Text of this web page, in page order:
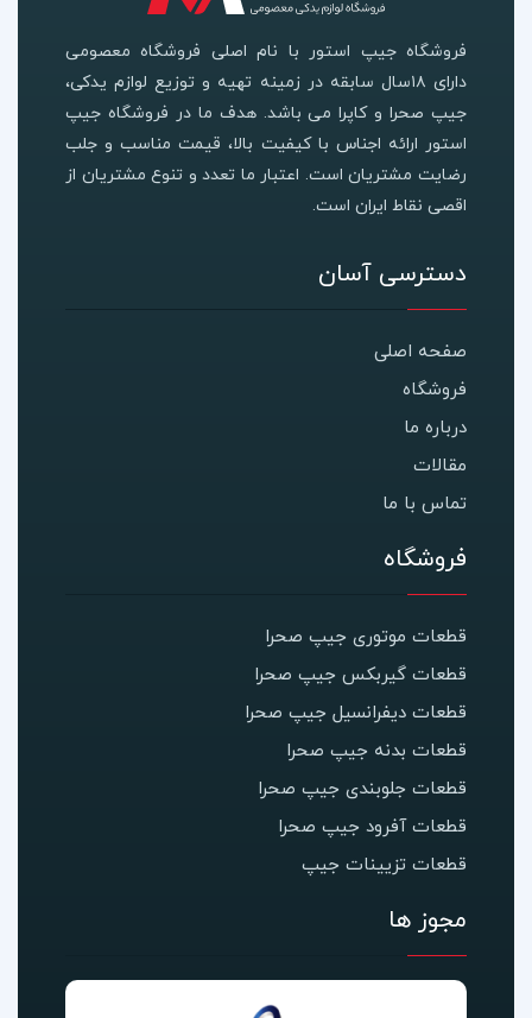
فروشگاه جیپ استور با نام اصلی فروشگاه معصومی
دارای ۱۸سال سابقه در زمینه تهیه و توزیع لوازم یدکی،
جیپ صحرا و کاپرا می باشد. هدف ما در فروشگاه جیپ
استور ارائه اجناس با کیفیت بالا، قیمت مناسب و جلب
رضایت مشتریان است. اعتبار ما تعدد و تنوع مشتریان از
اقصی نقاط ایران است.
دسترسی آسان
صفحه اصلی
فروشگاه
درباره ما
مقالات
تماس با ما
فروشگاه
قطعات موتوری جیپ صحرا
قطعات گیربکس جیپ صحرا
قطعات دیفرانسیل جیپ صحرا
قطعات بدنه جیپ صحرا
قطعات جلوبندی جیپ صحرا
قطعات آفرود جیپ صحرا
قطعات تزیینات جیپ
مجوز ها